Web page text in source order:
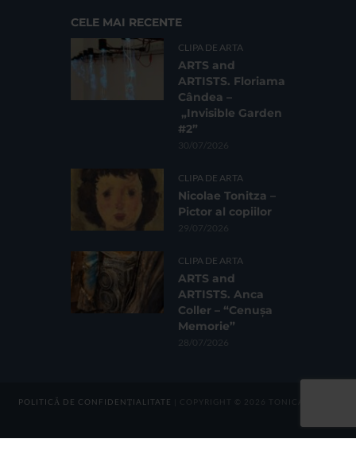
CELE MAI RECENTE
CLIPA DE ARTA
ARTS and
ARTISTS. Floriama
Cândea –
„Invisible Garden
#2”
30/07/2026
CLIPA DE ARTA
Nicolae Tonitza –
Pictor al copiilor
29/07/2026
CLIPA DE ARTA
ARTS and
ARTISTS. Anca
Coller – “Cenușa
Memorie”
28/07/2026
POLITICĂ DE CONFIDENȚIALITATE | COPYRIGHT © 2026 TONICA GROUP